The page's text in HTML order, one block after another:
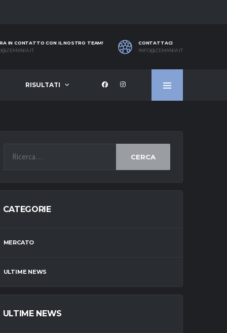
IN CONTATTO CON IL NOSTRO TEAM!
CONTATTACI
INFO@ZEMANIA.IT
RISULTATI
CERCA
CATEGORIE
MERCATO
ULTIME NEWS
ULTIME NEWS